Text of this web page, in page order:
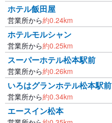
ホテル飯田屋
営業所から約0.24km
ホテルモルシャン
営業所から約0.25km
スーパーホテル松本駅前
営業所から約0.26km
いろはグランホテル松本駅前
営業所から約0.34km
エースイン松本